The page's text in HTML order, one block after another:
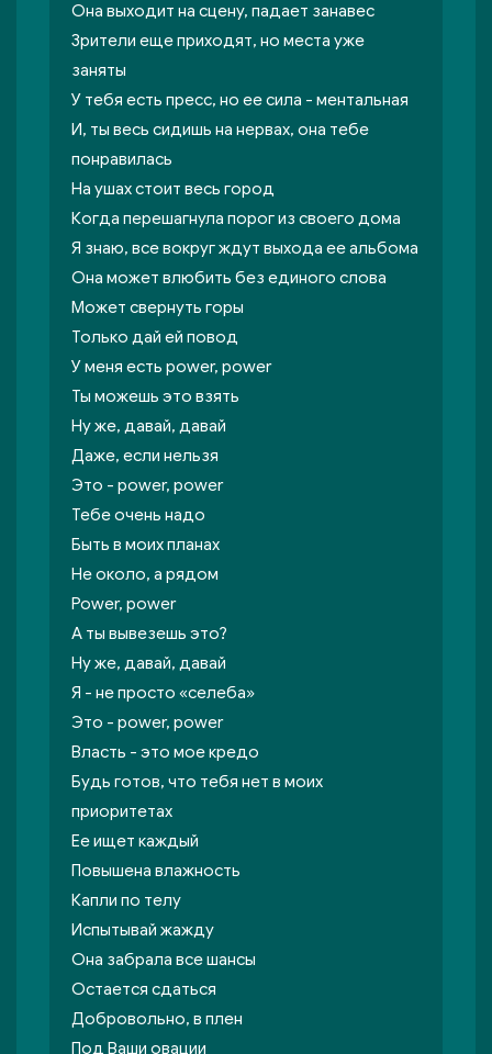
Она выходит на сцену, падает занавес
Зрители еще приходят, но места уже
заняты
У тебя есть пресс, но ее сила - ментальная
И, ты весь сидишь на нервах, она тебе
понравилась
На ушах стоит весь город
Когда перешагнула порог из своего дома
Я знаю, все вокруг ждут выхода ее альбома
Она может влюбить без единого слова
Может свернуть горы
Только дай ей повод
У меня есть power, power
Ты можешь это взять
Ну же, давай, давай
Даже, если нельзя
Это - power, power
Тебе очень надо
Быть в моих планах
Не около, а рядом
Power, power
А ты вывезешь это?
Ну же, давай, давай
Я - не просто «селеба»
Это - power, power
Власть - это мое кредо
Будь готов, что тебя нет в моих
приоритетах
Ее ищет каждый
Повышена влажность
Капли по телу
Испытывай жажду
Она забрала все шансы
Остается сдаться
Добровольно, в плен
Под Ваши овации